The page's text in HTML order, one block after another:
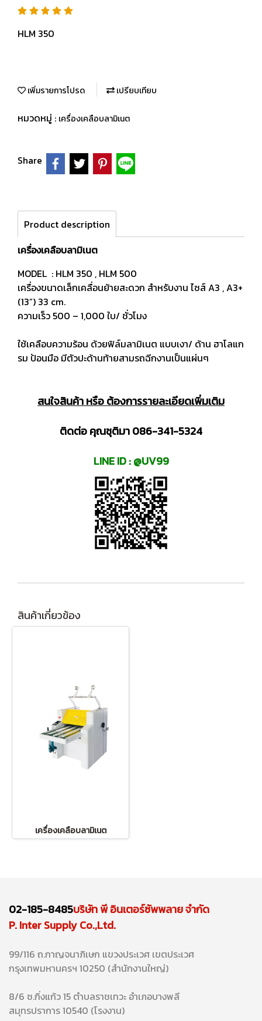
HLM 350
เพิ่มรายการโปรด เปรียบเทียบ
หมวดหมู่ : เครื่องเคลือบลามิเนต
Share
Product description
เครื่องเคลือบลามิเนต
MODEL : HLM 350 , HLM 500
เครื่องขนาดเล็กเคลื่อนย้ายสะดวก สำหรับงาน ไซส์ A3 , A3+
(13”) 33 cm.
ความเร็ว 500 – 1,000 ใบ/ ชั่วโมง
ใช้เคลือบความร้อน ด้วยฟิล์มลามิเนต แบบเงา/ ด้าน ฮาโลแก
รม ป้อนมือ มีตัวปะด้านท้ายสามรถฉีกงานเป็นแผ่นๆ
สนใจสินค้า หรือ ต้องการรายละเอียดเพิ่มเติม
ติดต่อ คุณชุติมา 086-341-5324
LINE ID : @UV99
สินค้าเกี่ยวข้อง
เครื่องเคลือบลามิเนต
02-185-8485บริษัท พี อินเตอร์ซัพพลาย จำกัด
P. Inter Supply Co.,Ltd.
99/116 ถ.กาญจนาภิเษก แขวงประเวศ เขตประเวศ
กรุงเทพมหานครฯ 10250 (สำนักงานใหญ่)
8/6 ซ.กิ่งแก้ว 15 ตำบลราชเทวะ อำเภอบางพลี
สมุทรปราการ 10540 (โรงงาน)